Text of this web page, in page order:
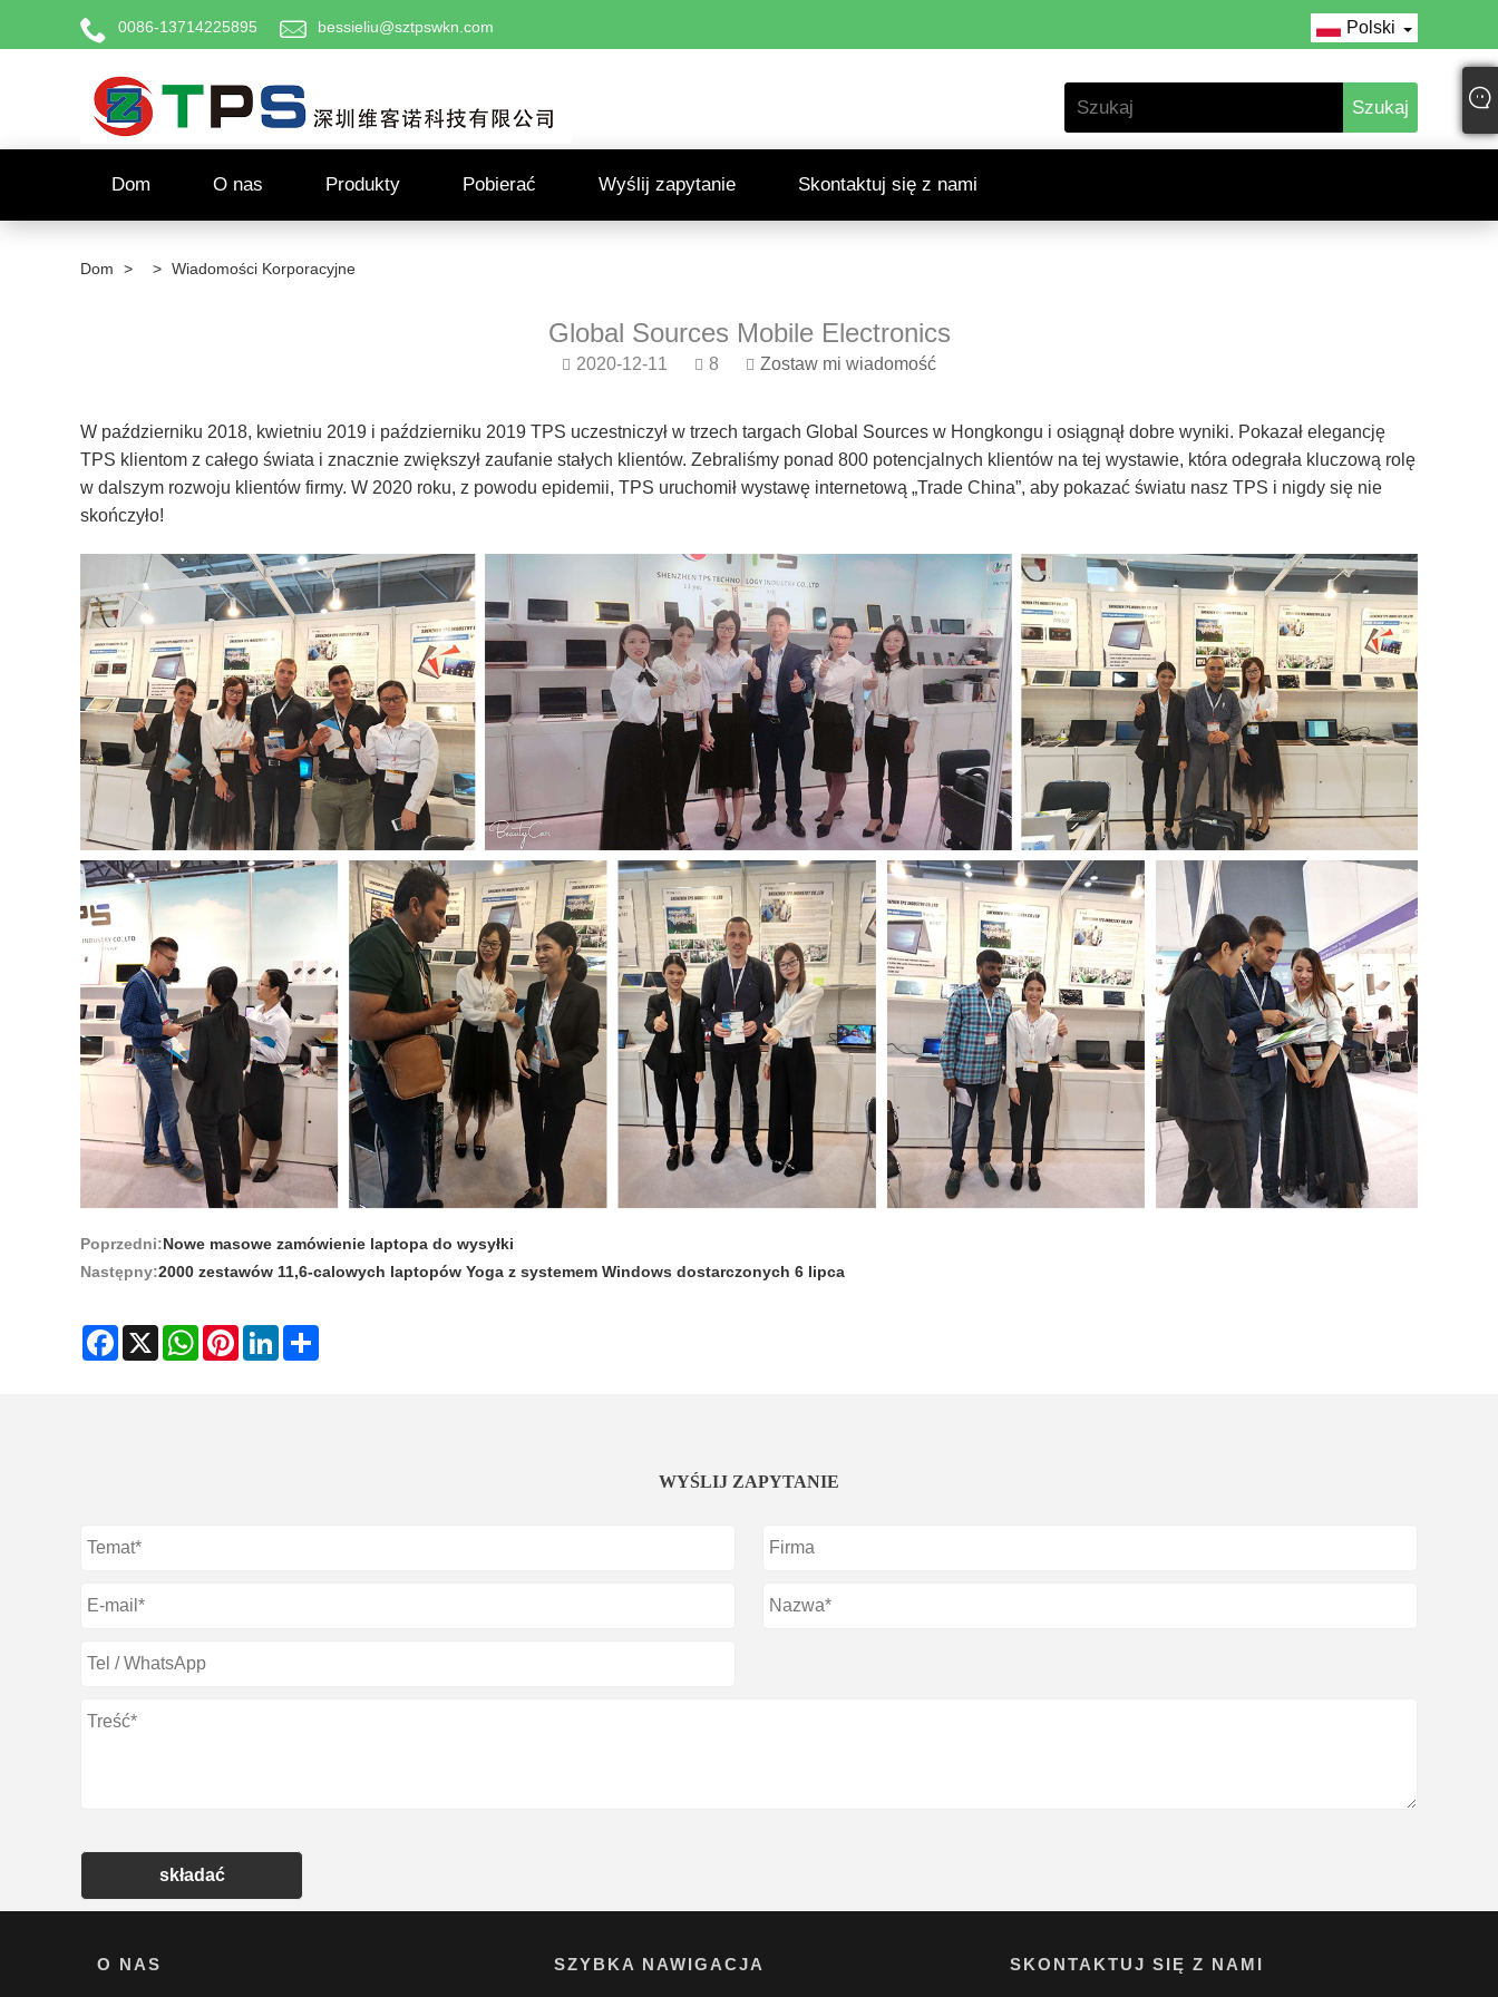
0086-13714225895 bessieliu@sztpswkn.com Polski
Dom O nas Produkty Pobierać Wyślij zapytanie Skontaktuj się z nami
Dom > > Wiadomości Korporacyjne
Global Sources Mobile Electronics
2020-12-11 8 Zostaw mi wiadomość
W październiku 2018, kwietniu 2019 i październiku 2019 TPS uczestniczył w trzech targach Global Sources w Hongkongu i osiągnął dobre wyniki. Pokazał elegancję
TPS klientom z całego świata i znacznie zwiększył zaufanie stałych klientów. Zebraliśmy ponad 800 potencjalnych klientów na tej wystawie, która odegrała kluczową rolę
w dalszym rozwoju klientów firmy. W 2020 roku, z powodu epidemii, TPS uruchomił wystawę internetową „Trade China”, aby pokazać światu nasz TPS i nigdy się nie
skończyło!
Poprzedni:Nowe masowe zamówienie laptopa do wysyłki
Następny:2000 zestawów 11,6-calowych laptopów Yoga z systemem Windows dostarczonych 6 lipca
Facebook
X WhatsApp
PinterestLinkedIn
WYŚLIJ ZAPYTANIE
składać
O NAS SZYBKA NAWIGACJA SKONTAKTUJ SIĘ Z NAMI